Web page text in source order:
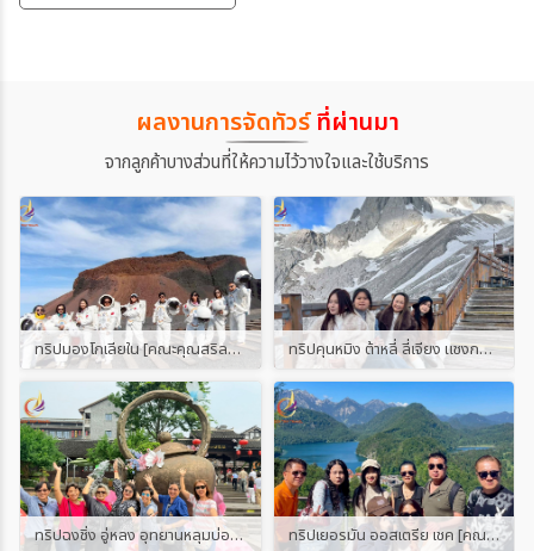
"ประตูสวรรค์" โพรงที่เกิดขึ้นตามธรรมชาตินี้ มี
ผลงานการจัดทัวร์ที่ผ่านมา
จากลูกค้าบางส่วนที่ให้ความไว้วางใจและใช้บริการ
ทริปมองโกเลียใน [คณะคุณสริลดา] ทริปคุนหมิง ต้าหลี่ ลี่เจียง แชงกรีล่า ภูเขาหิมะมังกรหยก [คณะคุณปู]
ทริปฉงชิ่ง อู่หลง อุทยานหลุมบ่อฟ้า [คณะคุณเล็ก] ทริปเยอรมัน ออสเตรีย เชค [คณะคุณแอน]